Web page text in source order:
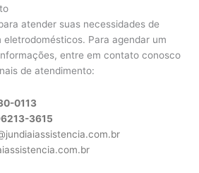
atender suas necessidades de
Para agendar um
entre em contato conosco
de atendimento:
0113
3615